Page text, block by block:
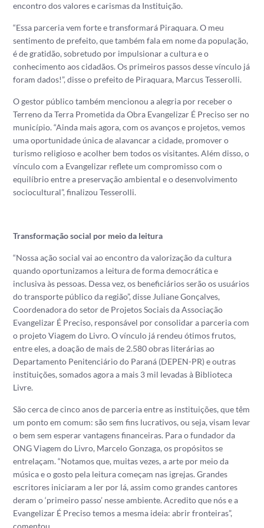
encontro dos valores e carismas da Instituição.
“Essa parceria vem forte e transformará Piraquara. O meu
sentimento de prefeito, que também fala em nome da população,
é de gratidão, sobretudo por impulsionar a cultura e o
conhecimento aos cidadãos. Os primeiros passos desse vínculo já
foram dados!”, disse o prefeito de Piraquara, Marcus Tesserolli.
O gestor público também mencionou a alegria por receber o
Terreno da Terra Prometida da Obra Evangelizar É Preciso ser no
município. “Ainda mais agora, com os avanços e projetos, vemos
uma oportunidade única de alavancar a cidade, promover o
turismo religioso e acolher bem todos os visitantes. Além disso, o
vínculo com a Evangelizar reflete um compromisso com o
equilíbrio entre a preservação ambiental e o desenvolvimento
sociocultural”, finalizou Tesserolli.
Transformação social por meio da leitura
“Nossa ação social vai ao encontro da valorização da cultura
quando oportunizamos a leitura de forma democrática e
inclusiva às pessoas. Dessa vez, os beneficiários serão os usuários
do transporte público da região”, disse Juliane Gonçalves,
Coordenadora do setor de Projetos Sociais da Associação
Evangelizar É Preciso, responsável por consolidar a parceria com
o projeto Viagem do Livro. O vínculo já rendeu ótimos frutos,
entre eles, a doação de mais de 2.580 obras literárias ao
Departamento Penitenciário do Paraná (DEPEN-PR) e outras
instituições, somados agora a mais 3 mil levadas à Biblioteca
Livre.
São cerca de cinco anos de parceria entre as instituições, que têm
um ponto em comum: são sem fins lucrativos, ou seja, visam levar
o bem sem esperar vantagens financeiras. Para o fundador da
ONG Viagem do Livro, Marcelo Gonzaga, os propósitos se
entrelaçam. “Notamos que, muitas vezes, a arte por meio da
música e o gosto pela leitura começam nas igrejas. Grandes
escritores iniciaram a ler por lá, assim como grandes cantores
deram o ‘primeiro passo’ nesse ambiente. Acredito que nós e a
Evangelizar É Preciso temos a mesma ideia: abrir fronteiras”,
comentou.